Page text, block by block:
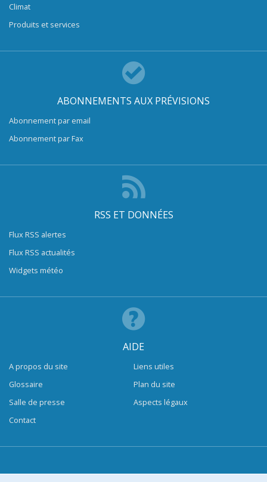
Climat
Produits et services
ABONNEMENTS AUX PRÉVISIONS
Abonnement par email
Abonnement par Fax
RSS ET DONNÉES
Flux RSS alertes
Flux RSS actualités
Widgets météo
AIDE
A propos du site
Glossaire
Salle de presse
Contact
Liens utiles
Plan du site
Aspects légaux